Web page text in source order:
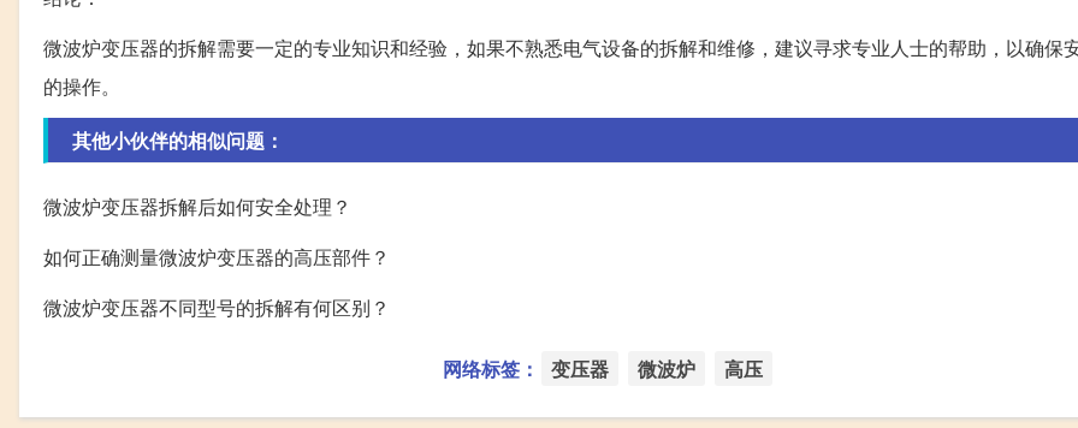
微波炉变压器的拆解需要一定的专业知识和经验，如果不熟悉电气设备的拆解和维修，建议寻求专业人士的帮助，以确保
的操作。
其他小伙伴的相似问题：
微波炉变压器拆解后如何安全处理？
如何正确测量微波炉变压器的高压部件？
微波炉变压器不同型号的拆解有何区别？
网络标签： 变压器 微波炉 高压